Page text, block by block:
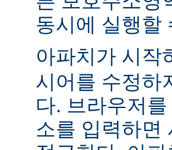
동시에 실행할
아파치가 시
시어를 수정하
다. 브라우저
소를 입력하면